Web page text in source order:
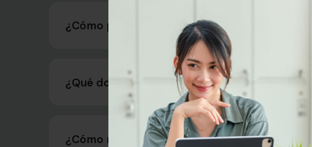
¿Cómo puedo abrir una cuenta de ahorro?
¿Qué documentos necesito para un préstamo?
¿Cómo retiro mis aportaciones?